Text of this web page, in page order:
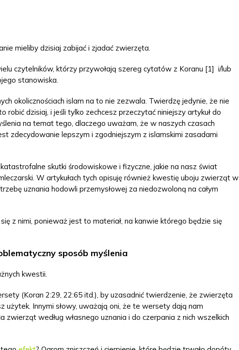
mieliby dzisiaj zabijać i zjadać zwierzęta.
czytelników, którzy przywołają szereg cytatów z Koranu [1] i/lub
stanowiska.
okolicznościach islam na to nie zezwala. Twierdzę jedynie, że nie
dzisiaj, i jeśli tylko zechcesz przeczytać niniejszy artykuł do
na temat tego, dlaczego uważam, że w naszych czasach
zdecydowanie lepszym i zgodniejszym z islamskimi zasadami
skutki środowiskowe i fizyczne, jakie na nasz świat
W artykułach tych opisuję również kwestię uboju zwierząt w
uznania hodowli przemysłowej za niedozwoloną na całym
z nimi, ponieważ jest to materiał, na kanwie którego będzie się
sposób myślenia
kwestii.
(Koran 2:29, 22:65 itd.), by uzasadnić twierdzenie, że zwierzęta
użytek. Innymi słowy, uważają oni, że te wersety dają nam
według własnego uznania i do czerpania z nich wszelkich